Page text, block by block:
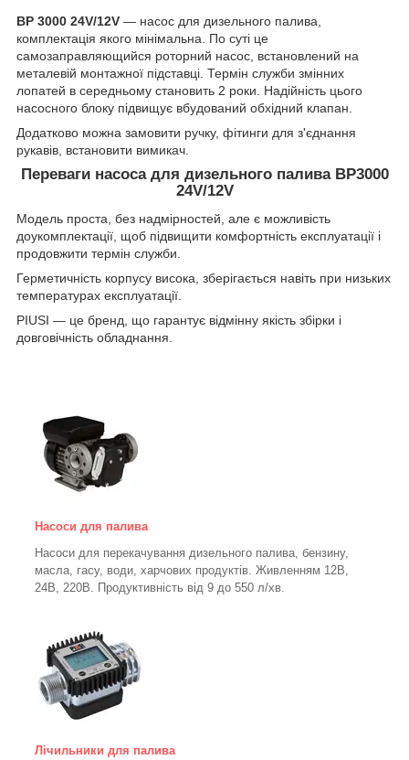
BP 3000 24V/12V — насос для дизельного палива,
комплектація якого мінімальна. По суті це
самозаправляющийся роторний насос, встановлений на
металевій монтажної підставці. Термін служби змінних
лопатей в середньому становить 2 роки. Надійність цього
насосного блоку підвищує вбудований обхідний клапан.
Додатково можна замовити ручку, фітинги для з'єднання
рукавів, встановити вимикач.
Переваги насоса для дизельного палива BP3000
24V/12V
Модель проста, без надмірностей, але є можливість
доукомплектації, щоб підвищити комфортність експлуатації і
продовжити термін служби.
Герметичність корпусу висока, зберігається навіть при низьких
температурах експлуатації.
PIUSI — це бренд, що гарантує відмінну якість збірки і
довговічність обладнання.
Насоси для палива
Насоси для перекачування дизельного палива, бензину,
масла, гасу, води, харчових продуктів. Живленням 12В,
24В, 220В. Продуктивність від 9 до 550 л/хв.
Лічильники для палива